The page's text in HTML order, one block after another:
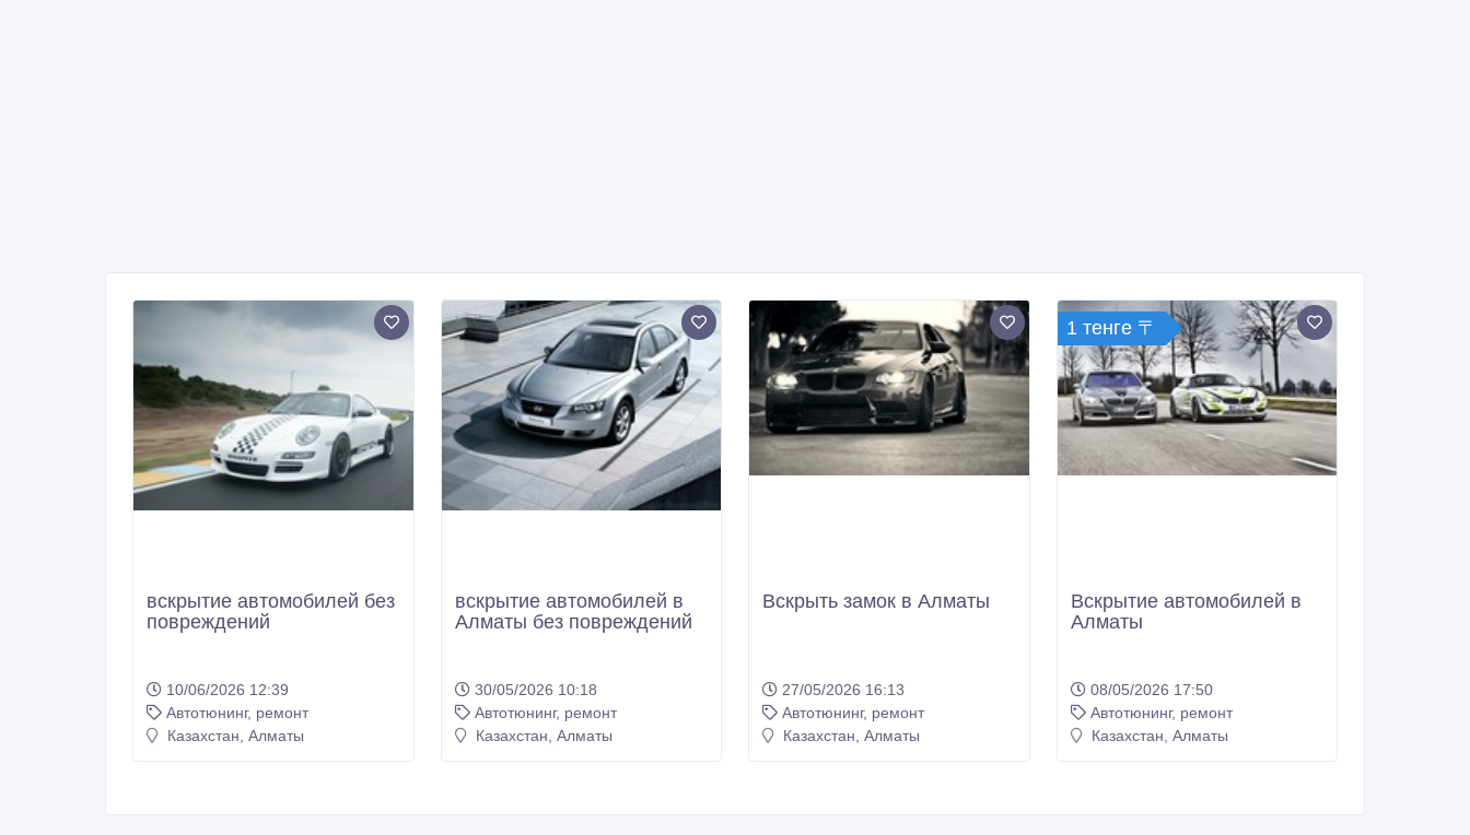
вскрытие автомобилей без
повреждений
10/06/2026 12:39
Автотюнинг, ремонт
Казахстан, Алматы
вскрытие автомобилей в
Алматы без повреждений
30/05/2026 10:18
Автотюнинг, ремонт
Казахстан, Алматы
Вскрыть замок в Алматы
27/05/2026 16:13
Автотюнинг, ремонт
Казахстан, Алматы
1 тенге 〒
Вскрытие автомобилей в
Алматы
08/05/2026 17:50
Автотюнинг, ремонт
Казахстан, Алматы